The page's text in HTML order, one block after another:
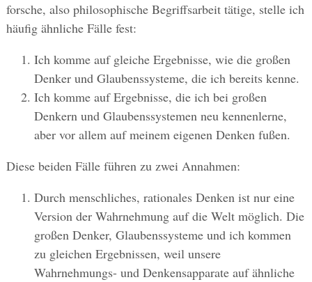
forsche, also philosophische Begriffsarbeit tätige, stelle ich
häufig ähnliche Fälle fest:
Ich komme auf gleiche Ergebnisse, wie die großen
Denker und Glaubenssysteme, die ich bereits kenne.
Ich komme auf Ergebnisse, die ich bei großen
Denkern und Glaubenssystemen neu kennenlerne,
aber vor allem auf meinem eigenen Denken fußen.
Diese beiden Fälle führen zu zwei Annahmen:
Durch menschliches, rationales Denken ist nur eine
Version der Wahrnehmung auf die Welt möglich. Die
großen Denker, Glaubenssysteme und ich kommen
zu gleichen Ergebnissen, weil unsere
Wahrnehmungs- und Denkensapparate auf ähnliche